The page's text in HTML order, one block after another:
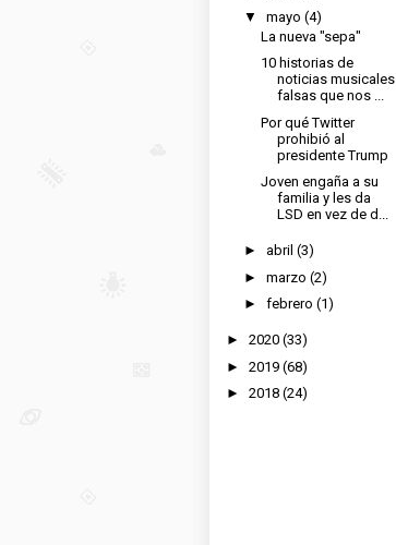
▼
mayo (4)
La nueva "sepa"
10 historias de
noticias musicales
falsas que nos ...
Por qué Twitter
prohibió al
presidente Trump
Joven engaña a su
familia y les da
LSD en vez de d...
► abril (3)
► marzo (2)
► febrero (1)
► 2020 (33)
► 2019 (68)
► 2018 (24)